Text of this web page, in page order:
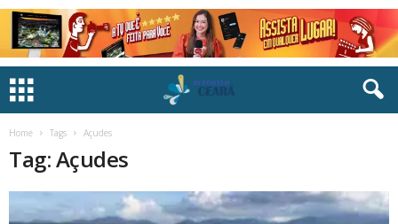
Home Tags Açudes
Tag: Açudes